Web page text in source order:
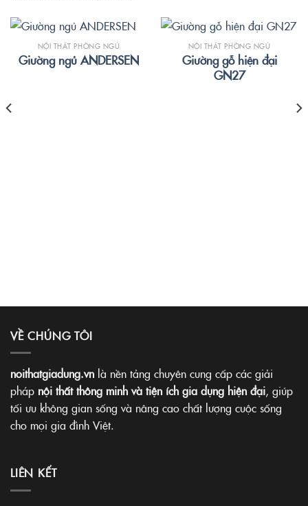
NỘI THẤT PHÒNG NGỦ
Giường ngủ ANDERSEN
NỘI THẤT PHÒNG NGỦ
Giường gỗ hiện đại
GN27
VỀ CHÚNG TÔI
noithatgiadung.vn là nền tảng chuyên cung cấp các giải
pháp nội thất thông minh và tiện ích gia dụng hiện đại, giúp
tối ưu không gian sống và nâng cao chất lượng cuộc sống
cho mọi gia đình Việt.
LIÊN KẾT